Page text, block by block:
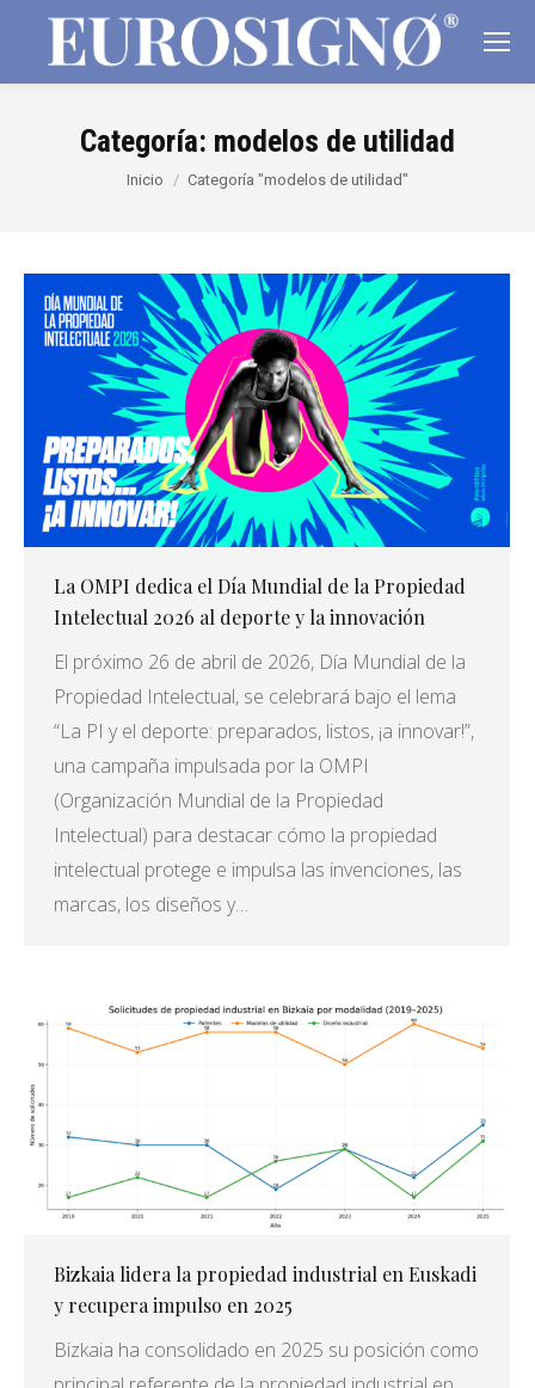
Categoría: modelos de utilidad
Estás aquí:
Inicio Categoría "modelos de utilidad"
La OMPI dedica el Día Mundial de la Propiedad
Intelectual 2026 al deporte y la innovación
El próximo 26 de abril de 2026, Día Mundial de la
Propiedad Intelectual, se celebrará bajo el lema
“La PI y el deporte: preparados, listos, ¡a innovar!”,
una campaña impulsada por la OMPI
(Organización Mundial de la Propiedad
Intelectual) para destacar cómo la propiedad
intelectual protege e impulsa las invenciones, las
marcas, los diseños y…
Bizkaia lidera la propiedad industrial en Euskadi
y recupera impulso en 2025
Bizkaia ha consolidado en 2025 su posición como